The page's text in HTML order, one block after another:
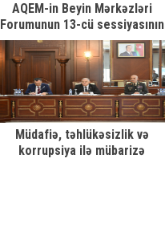
AQEM-in Beyin Mərkəzləri
Forumunun 13-cü sessiyasının
birinci gününə yekun vurulub
Müdafiə, təhlükəsizlik və
korrupsiya ilə mübarizə